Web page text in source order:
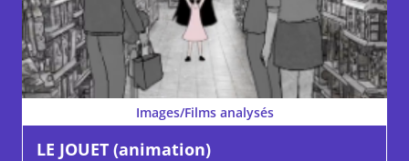
Images/Films analysés
LE JOUET (animation)